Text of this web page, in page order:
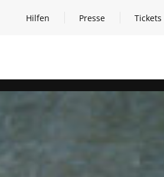
Hilfen
Hilfen öffnen Presse Tickets